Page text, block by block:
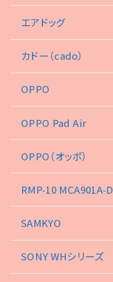
エアドッグ
カドー（cado）
OPPO
OPPO Pad Air
OPPO（オッポ）
RMP-10 MCA901A-D
SAMKYO
SONY WHシリーズ